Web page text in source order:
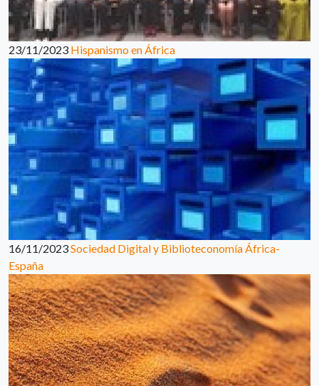
23/11/2023 Hispanismo en África
16/11/2023Sociedad Digital y Biblioteconomía África-
España